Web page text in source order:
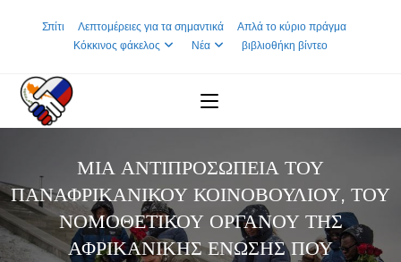
Σπίτι Λεπτομέρειες για τα σημαντικά
Απλά το κύριο πράγμα
Κόκκινος φάκελος
Νέα βιβλιοθήκη βίντεο
ΜΙΑ ΑΝΤΙΠΡΟΣΩΠΕΊΑ ΤΟΥ
ΠΑΝΑΦΡΙΚΑΝΙΚΟΎ ΚΟΙΝΟΒΟΥΛΊΟΥ, ΤΟΥ
ΝΟΜΟΘΕΤΙΚΟΎ ΟΡΓΆΝΟΥ ΤΗΣ
ΑΦΡΙΚΑΝΙΚΉΣ ΈΝΩΣΗΣ ΠΟΥ